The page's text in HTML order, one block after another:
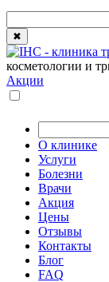
✖
косметологии и
Акции
О клинике
Услуги
Болезни
Врачи
Акция
Цены
Отзывы
Контакты
Блог
FAQ